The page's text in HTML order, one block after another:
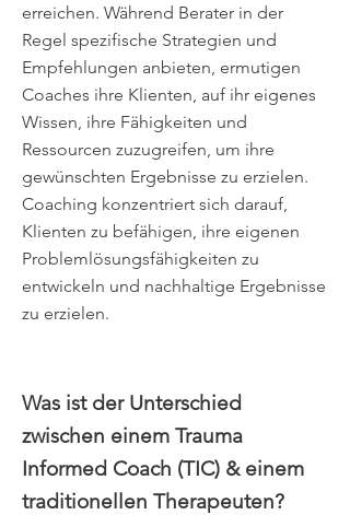
erreichen. Während Berater in der
Regel spezifische Strategien und
Empfehlungen anbieten, ermutigen
Coaches ihre Klienten, auf ihr eigenes
Wissen, ihre Fähigkeiten und
Ressourcen zuzugreifen, um ihre
gewünschten Ergebnisse zu erzielen.
Coaching konzentriert sich darauf,
Klienten zu befähigen, ihre eigenen
Problemlösungsfähigkeiten zu
entwickeln und nachhaltige Ergebnisse
zu erzielen.​
Was ist der Unterschied
zwischen einem Trauma
Informed Coach (TIC) & einem
traditionellen Therapeuten?